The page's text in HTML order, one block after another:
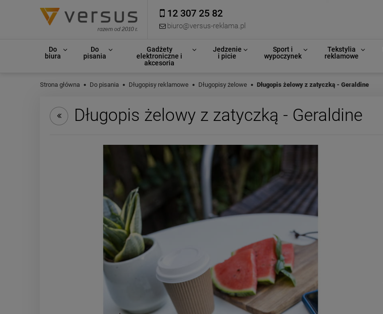
12 307 25 82
biuro@versus-reklama.pl
Do
biura
Do
pisania
Gadżety
elektroniczne i
akcesoria
Jedzenie
i picie
Sport i
wypoczynek
Tekstylia
reklamowe
Strona główna Do pisania Długopisy reklamowe Długopisy żelowe Długopis żelowy z zatyczką - Geraldine
Długopis żelowy z zatyczką - Geraldine